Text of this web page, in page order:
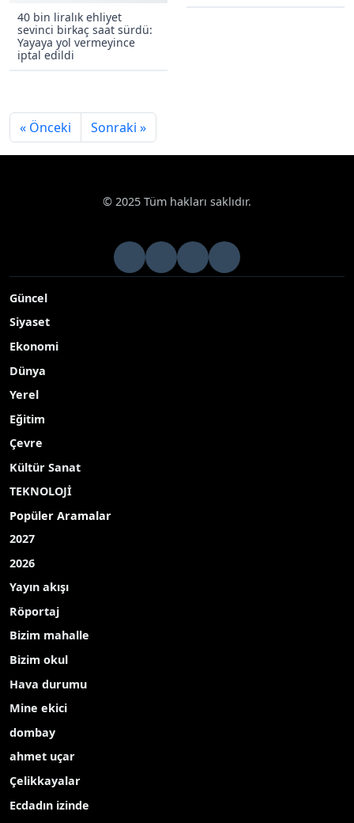
40 bin liralık ehliyet
sevinci birkaç saat sürdü:
Yayaya yol vermeyince
iptal edildi
« Önceki Sonraki »
© 2025 Tüm hakları saklıdır.
Güncel
Siyaset
Ekonomi
Dünya
Yerel
Eğitim
Çevre
Kültür Sanat
TEKNOLOJİ
Popüler Aramalar
2027
2026
Yayın akışı
Röportaj
Bizim mahalle
Bizim okul
Hava durumu
Mine ekici
dombay
ahmet uçar
Çelikkayalar
Ecdadın izinde